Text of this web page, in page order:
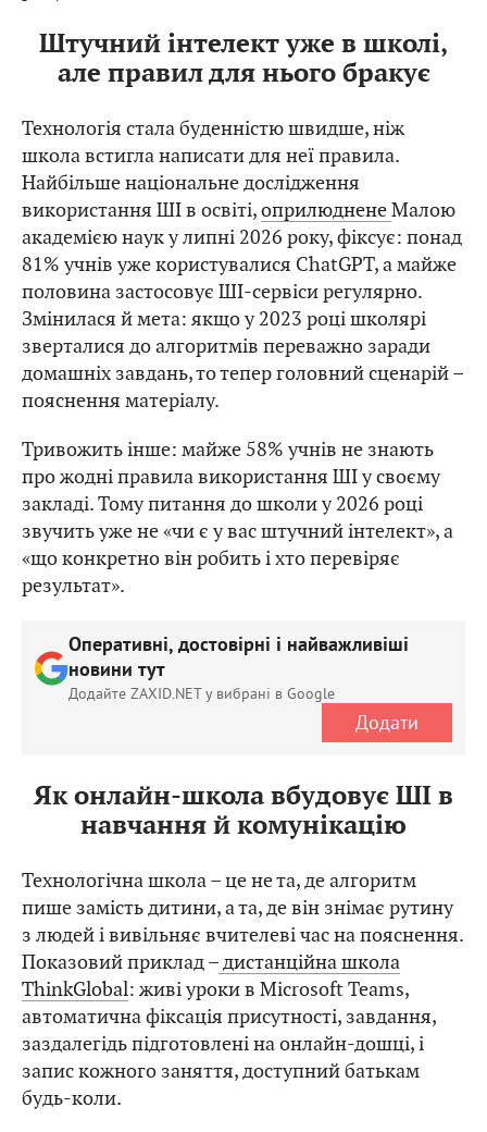
Штучний інтелект уже в школі,
але правил для нього бракує
Технологія стала буденністю швидше, ніж
школа встигла написати для неї правила.
Найбільше національне дослідження
використання ШІ в освіті,оприлюдненеМалою
академією наук у липні 2026 року, фіксує: понад
81% учнів уже користувалися ChatGPT, а майже
половина застосовує ШІ-сервіси регулярно.
Змінилася й мета: якщо у 2023 році школярі
зверталися до алгоритмів переважно заради
домашніх завдань, то тепер головний сценарій –
пояснення матеріалу.
Тривожить інше: майже 58% учнів не знають
про жодні правила використання ШІ у своєму
закладі. Тому питання до школи у 2026 році
звучить уже не «чи є у вас штучний інтелект», а
«що конкретно він робить і хто перевіряє
результат».
Оперативні, достовірні і найважливіші
новини тут
Додайте ZAXID.NET у вибрані в Google
Додати
Як онлайн-школа вбудовує ШІ в
навчання й комунікацію
Технологічна школа – це не та, де алгоритм
пише замість дитини, а та, де він знімає рутину
з людей і вивільняє вчителеві час на пояснення.
Показовий приклад – дистанційна школа
ThinkGlobal: живі уроки в Microsoft Teams,
автоматична фіксація присутності, завдання,
заздалегідь підготовлені на онлайн-дошці, і
запис кожного заняття, доступний батькам
будь-коли.